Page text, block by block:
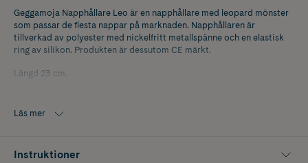
Geggamoja Napphållare Leo är en napphållare med leopard mönster
som passar de flesta nappar på marknaden. Napphållaren är
tillverkad av polyester med nickelfritt metallspänne och en elastisk
ring av silikon. Produkten är dessutom CE märkt.
Längd 23 cm.
Läs mer
Instruktioner